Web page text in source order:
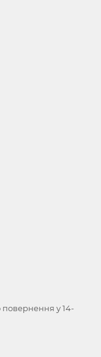
повернення у 14-